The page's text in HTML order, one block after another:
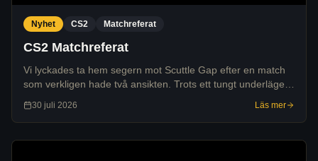
Nyhet CS2 Matchreferat
CS2 Matchreferat
Vi lyckades ta hem segern mot Scuttle Gap efter en match
som verkligen hade två ansikten. Trots ett tungt underläge i
till slut med 13-8.
30 juli 2026 Läs mer